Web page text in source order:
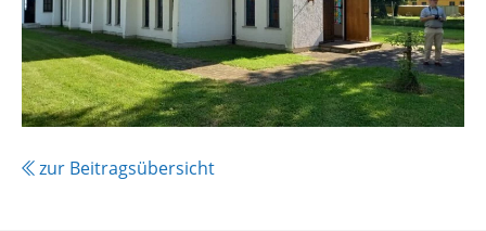
zur Beitragsübersicht